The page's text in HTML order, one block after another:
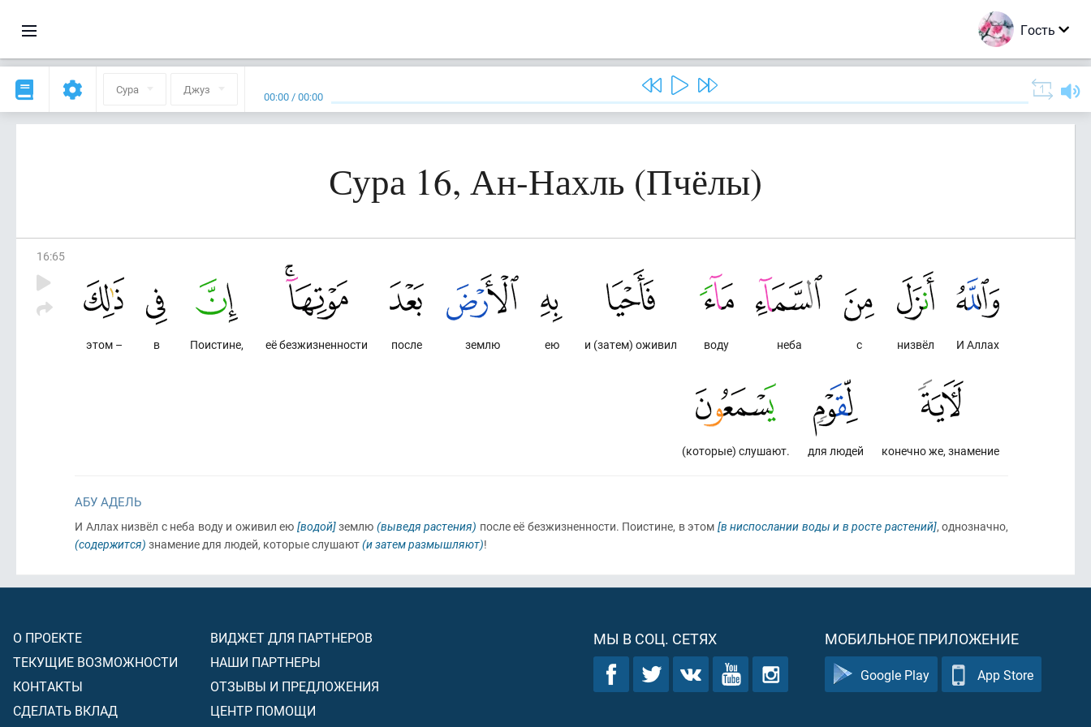
Гость
Сура Джуз 00:00 /00:00
Сура 16, Ан-Нахль (Пчёлы)
16:65
И Аллах
низвёл
с
неба
воду
и (затем) оживил
ею
землю
после
её безжизненности
Поистине,
в
этом –
конечно же, знамение
для людей
(которые) слушают.
АБУ АДЕЛЬ
И Аллах низвёл с неба воду и оживил ею [водой]землю (выведя растения) после её безжизненности. Поистине, в этом [в ниспослании воды и в росте растений], однозначно,
(содержится) знамение для людей, которые слушают(и затем размышляют)!
О ПРОЕКТЕ
ТЕКУЩИЕ ВОЗМОЖНОСТИ
КОНТАКТЫ
СДЕЛАТЬ ВКЛАД
ВИДЖЕТ ДЛЯ ПАРТНЕРОВ
НАШИ ПАРТНЕРЫ
ОТЗЫВЫ И ПРЕДЛОЖЕНИЯ
ЦЕНТР ПОМОЩИ
МЫ В СОЦ. СЕТЯХ МОБИЛЬНОЕ ПРИЛОЖЕНИЕ
Google Play App Store